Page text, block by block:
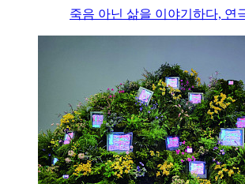
죽음 아닌 삶을 이야기하다, 연